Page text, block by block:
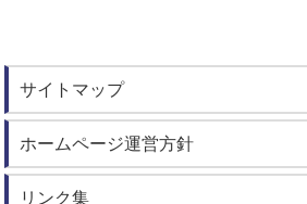
サイトマップ
ホームページ運営方針
リンク集